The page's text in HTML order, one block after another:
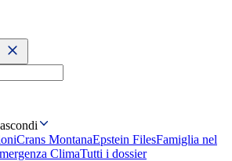
Crans MontanaEpstein FilesFamiglia nel
ClimaTutti i dossier